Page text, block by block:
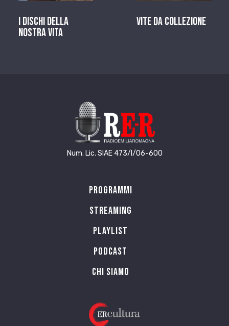
I dischi della
nostra vita
Vite da Collezione
Num. Lic. SIAE 473/I/06-600
Programmi
Streaming
Playlist
PODCAST
Chi siamo